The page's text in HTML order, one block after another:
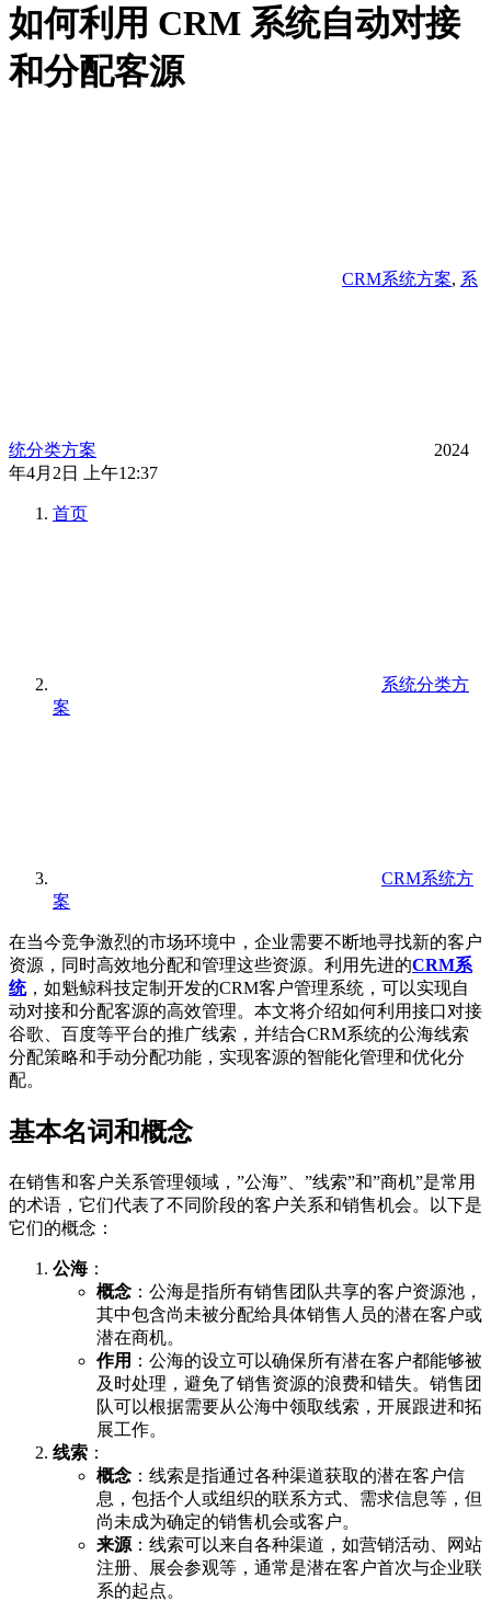
如何利用 CRM 系统自动对接
和分配客源
CRM系统方案, 系
统分类方案
2024
年4月2日 上午12:37
首页
系统分类方
案
CRM系统方
案
在当今竞争激烈的市场环境中，企业需要不断地寻找新的客户
资源，同时高效地分配和管理这些资源。利用先进的CRM系
统，如魁鲸科技定制开发的CRM客户管理系统，可以实现自
动对接和分配客源的高效管理。本文将介绍如何利用接口对接
谷歌、百度等平台的推广线索，并结合CRM系统的公海线索
分配策略和手动分配功能，实现客源的智能化管理和优化分
配。
基本名词和概念
在销售和客户关系管理领域，”公海”、”线索”和”商机”是常用
的术语，它们代表了不同阶段的客户关系和销售机会。以下是
它们的概念：
公海：
概念 ：公海是指所有销售团队共享的客户资源池，
其中包含尚未被分配给具体销售人员的潜在客户或
潜在商机。
作用 ：公海的设立可以确保所有潜在客户都能够被
及时处理，避免了销售资源的浪费和错失。销售团
队可以根据需要从公海中领取线索，开展跟进和拓
展工作。
线索 ：
概念 ：线索是指通过各种渠道获取的潜在客户信
息，包括个人或组织的联系方式、需求信息等，但
尚未成为确定的销售机会或客户。
来源 ：线索可以来自各种渠道，如营销活动、网站
注册、展会参观等，通常是潜在客户首次与企业联
系的起点。